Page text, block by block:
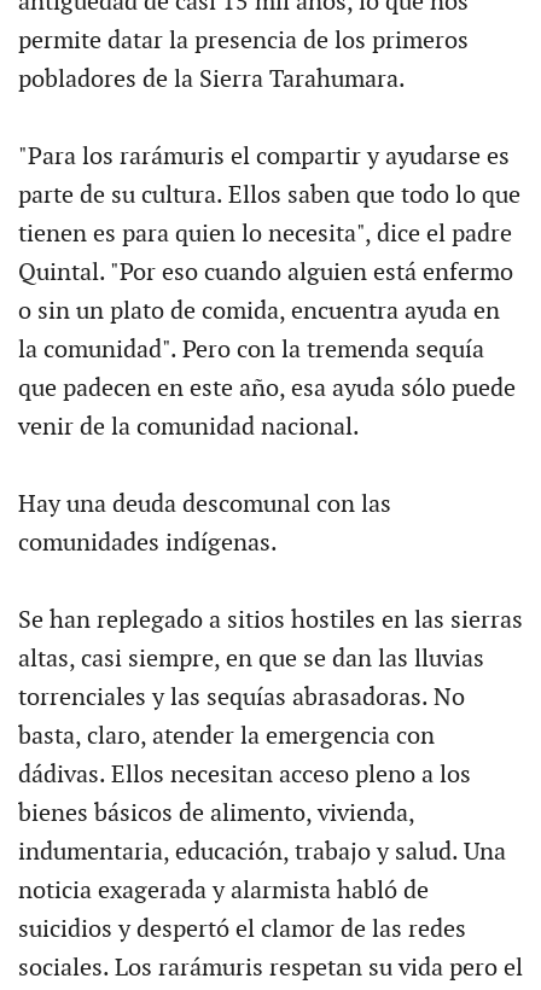
permite datar la presencia de los primeros
pobladores de la Sierra Tarahumara.
"Para los rarámuris el compartir y ayudarse es
parte de su cultura. Ellos saben que todo lo que
tienen es para quien lo necesita", dice el padre
Quintal. "Por eso cuando alguien está enfermo
o sin un plato de comida, encuentra ayuda en
la comunidad". Pero con la tremenda sequía
que padecen en este año, esa ayuda sólo puede
venir de la comunidad nacional.
Hay una deuda descomunal con las
comunidades indígenas.
Se han replegado a sitios hostiles en las sierras
altas, casi siempre, en que se dan las lluvias
torrenciales y las sequías abrasadoras. No
basta, claro, atender la emergencia con
dádivas. Ellos necesitan acceso pleno a los
bienes básicos de alimento, vivienda,
indumentaria, educación, trabajo y salud. Una
noticia exagerada y alarmista habló de
suicidios y despertó el clamor de las redes
sociales. Los rarámuris respetan su vida pero el